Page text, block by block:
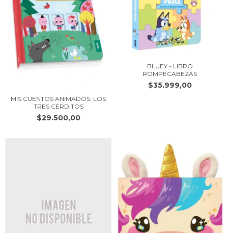
MIS CUENTOS ANIMADOS: LOS
TRES CERDITOS
$29.500,00
BLUEY - LIBRO
ROMPECABEZAS
$35.999,00